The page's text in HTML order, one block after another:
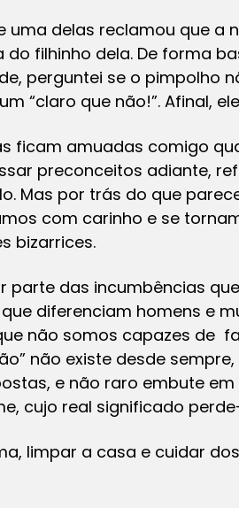
uma delas reclamou que a
do filhinho dela. De forma
perguntei se o pimpolho
“claro que não!”. Afinal,
ficam amuadas comigo
preconceitos adiante,
Mas por trás do que
com carinho e se
bizarrices.
parte das incumbências
diferenciam homens e
não somos capazes de
não existe desde
e não raro embute
cujo real significado
limpar a casa e cuidar